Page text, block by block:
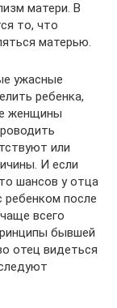
матери. В
то, что
матерью.
ужасные
ребенка,
женщины
или
И если
шансов у отца
ребенком после
всего
бывшей
отец видеться